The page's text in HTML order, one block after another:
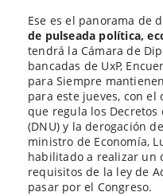
Ese es el panorama de
de pulseada política,
tendrá la Cámara de
bancadas de UxP,
para Siempre
para este jueves, con
que regula los Decretos
(DNU) y la derogación
ministro de Economía,
habilitado a realizar un
requisitos de la ley de
pasar por el Congreso.